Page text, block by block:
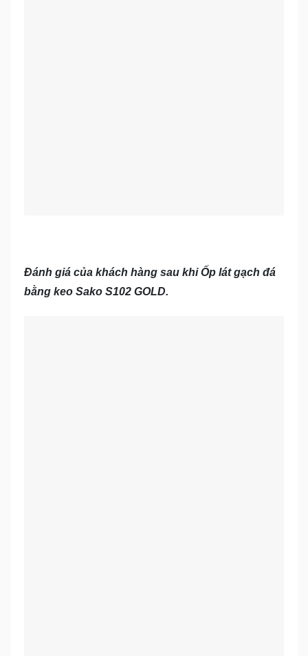
Đánh giá của khách hàng sau khi Ốp lát gạch đá
bằng keo Sako S102 GOLD.